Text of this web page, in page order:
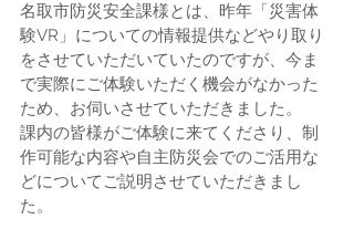
名取市防災安全課様とは、昨年「災害体
験VR」についての情報提供などやり取り
をさせていただいていたのですが、今ま
で実際にご体験いただく機会がなかった
ため、お伺いさせていただきました。
課内の皆様がご体験に来てくださり、制
作可能な内容や自主防災会でのご活用な
どについてご説明させていただきまし
た。